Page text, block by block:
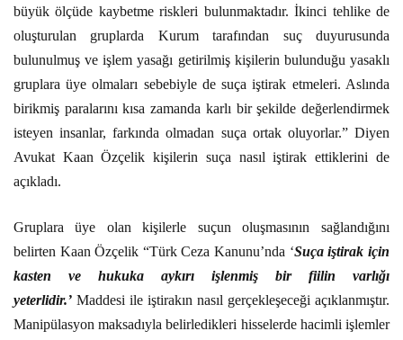
büyük ölçüde kaybetme riskleri bulunmaktadır. İkinci tehlike de
oluşturulan gruplarda Kurum tarafından suç duyurusunda
bulunulmuş ve işlem yasağı getirilmiş kişilerin bulunduğu yasaklı
gruplara üye olmaları sebebiyle de suça iştirak etmeleri. Aslında
birikmiş paralarını kısa zamanda karlı bir şekilde değerlendirmek
isteyen insanlar, farkında olmadan suça ortak oluyorlar.” Diyen
Avukat Kaan Özçelik kişilerin suça nasıl iştirak ettiklerini de
açıkladı.
Gruplara üye olan kişilerle suçun oluşmasının sağlandığını
belirten Kaan Özçelik “Türk Ceza Kanunu’nda ‘Suça iştirak için
kasten ve hukuka aykırı işlenmiş bir fiilin varlığı
yeterlidir.’ Maddesi ile iştirakın nasıl gerçekleşeceği açıklanmıştır.
Manipülasyon maksadıyla belirledikleri hisselerde hacimli işlemler